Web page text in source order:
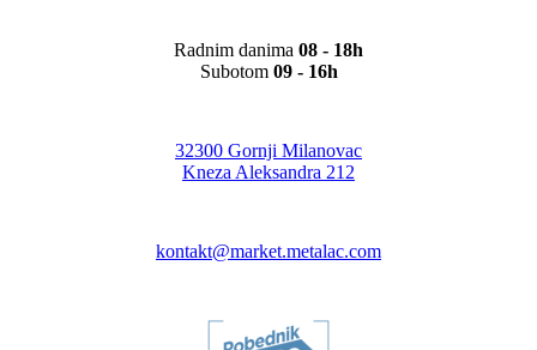
Radnim danima 08 - 18h
Subotom 09 - 16h
32300 Gornji Milanovac
Kneza Aleksandra 212
kontakt@market.metalac.com